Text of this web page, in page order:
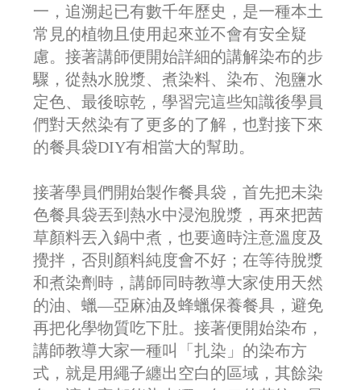
一，追溯起已有數千年歷史，是一種本土
常見的植物且使用起來並不會有安全疑
慮。接著講師便開始詳細的講解染布的步
驟，從熱水脫漿、煮染料、染布、泡鹽水
定色、最後晾乾，學習完這些知識後學員
們對天然染有了更多的了解，也對接下來
的餐具袋DIY有相當大的幫助。
接著學員們開始製作餐具袋，首先把未染
色餐具袋丟到熱水中浸泡脫漿，再來把茜
草顏料丟入鍋中煮，也要適時注意溫度及
攪拌，否則顏料純度會不好；在等待脫漿
和煮染劑時，講師同時教導大家使用天然
的油、蠟—亞麻油及蜂蠟保養餐具，避免
再把化學物質吃下肚。接著便開始染布，
講師教導大家一種叫
「 扎染 」 的染布方
式，就是用繩子纏出空白的區域，其餘染